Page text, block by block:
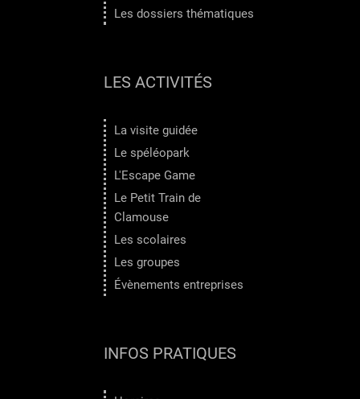
Les dossiers thématiques
LES ACTIVITÉS
La visite guidée
Le spéléopark
L'Escape Game
Le Petit Train de
Clamouse
Les scolaires
Les groupes
Évènements entreprises
INFOS PRATIQUES